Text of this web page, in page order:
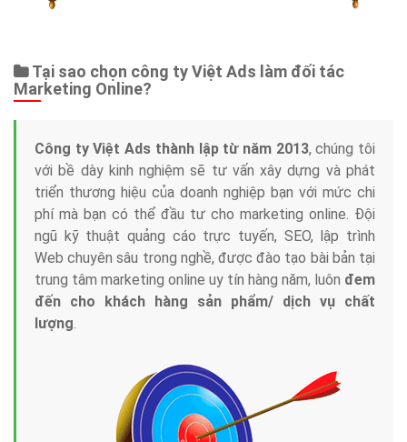
Tại sao chọn công ty Việt Ads làm đối tác
Marketing Online?
Công ty Việt Ads thành lập từ năm 2013, chúng tôi
với bề dày kinh nghiệm sẽ tư vấn xây dựng và phát
triển thương hiệu của doanh nghiệp bạn với mức chi
phí mà bạn có thể đầu tư cho marketing online. Đội
ngũ kỹ thuật quảng cáo trực tuyến, SEO, lập trình
Web chuyên sâu trong nghề, được đào tạo bài bản tại
trung tâm marketing online uy tín hàng năm, luôn đem
đến cho khách hàng sản phẩm/ dịch vụ chất
lượng.